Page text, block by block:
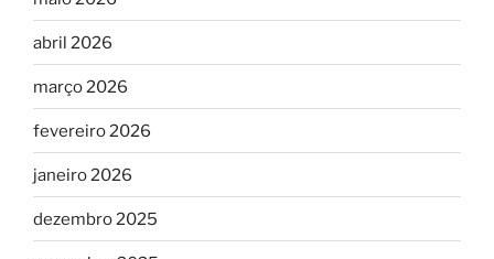
abril 2026
março 2026
fevereiro 2026
janeiro 2026
dezembro 2025